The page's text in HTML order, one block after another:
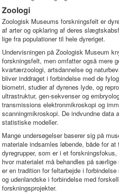
Zoologi
Zoologisk Museums forskningsfelt er
af arter og opklaring af deres
lige fra populationer til hele dyreriget.
Undervisningen på Zoologisk Museum
forskningsfelt, men omfatter også mere
kvartærzoologi, artsdannelse og
bliver inddraget i forbindelse med de
biometri, studier af dyrenes lyde, og
ultrastruktur, gen-sekvenser og
transmissions elektronmikroskopi og
scanningmikroskopi. De indvundne data
statistiske modeller.
Mange undersøgelser baserer sig på
materiale indsamles løbende, både for
dyregrupper, som er i et
hvor materialet må behandles på
er en tradition for feltarbejde i
og udenlandske i forbindelse med
forskningsprojekter.